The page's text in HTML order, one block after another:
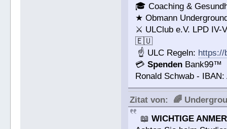
🎓 Coaching &
★ Obmann
⚔ ULClub e.V. LPD
🇪🇺
☝ ULC Regeln: https://
💳Spenden Bank99™
Ronald Schwab -
Zitat von: 🌈
📖WICHTIGE